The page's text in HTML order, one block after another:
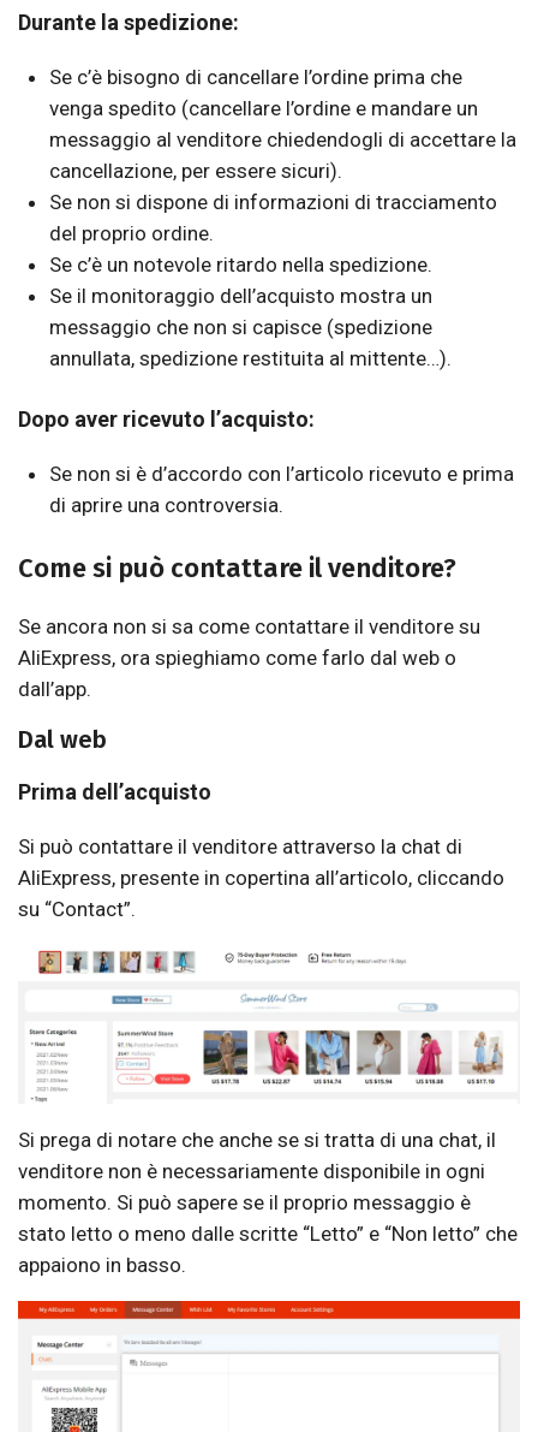
Durante la spedizione:
Se c’è bisogno di cancellare l’ordine prima che
venga spedito (cancellare l’ordine e mandare un
messaggio al venditore chiedendogli di accettare la
cancellazione, per essere sicuri).
Se non si dispone di informazioni di tracciamento
del proprio ordine.
Se c’è un notevole ritardo nella spedizione.
Se il monitoraggio dell’acquisto mostra un
messaggio che non si capisce (spedizione
annullata, spedizione restituita al mittente…).
Dopo aver ricevuto l’acquisto:
Se non si è d’accordo con l’articolo ricevuto e prima
di aprire una controversia.
Come si può contattare il venditore?
Se ancora non si sa come contattare il venditore su
AliExpress, ora spieghiamo come farlo dal web o
dall’app.
Dal web
Prima dell’acquisto
Si può contattare il venditore attraverso la chat di
AliExpress, presente in copertina all’articolo, cliccando
su “Contact”.
Si prega di notare che anche se si tratta di una chat, il
venditore non è necessariamente disponibile in ogni
momento. Si può sapere se il proprio messaggio è
stato letto o meno dalle scritte “Letto” e “Non letto” che
appaiono in basso.